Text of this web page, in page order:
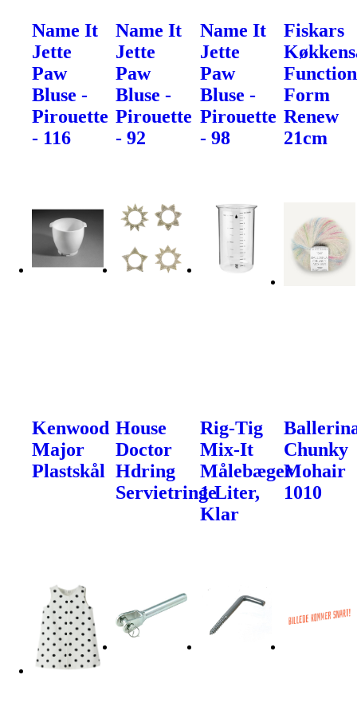
Name It
Jette
Paw
Bluse -
Pirouette
- 116
Name It
Jette
Paw
Bluse -
Pirouette
- 92
Name It
Jette
Paw
Bluse -
Pirouette
- 98
Fiskars
Form
Renew
21cm
Kenwood
Major
Plastskål
House
Doctor
Hdring
Servietringe
Rig-Tig
Mix-It
Målebæger
1 Liter,
Klar
Chunky
Mohair
1010